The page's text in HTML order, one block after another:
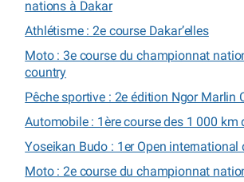
nations à Dakar
Athlétisme : 2e course Dakar’elles
Moto : 3e course du championnat
country
Pêche sportive : 2e édition Ngor Marlin
Automobile : 1ère course des 1 000 km
Yoseikan Budo : 1er Open international
Moto : 2e course du championnat